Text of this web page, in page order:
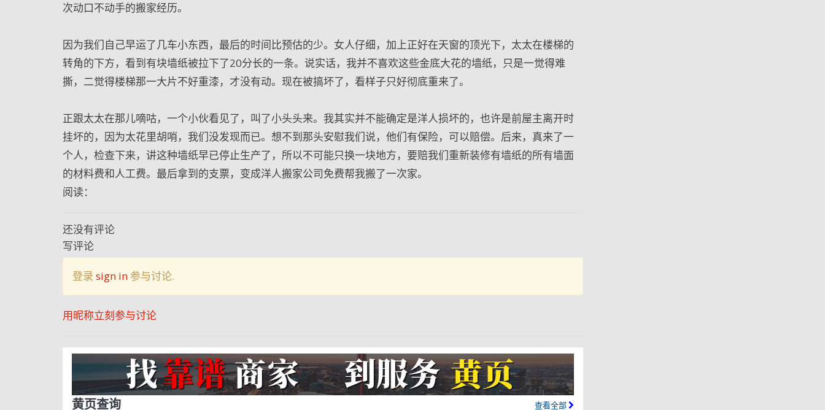
次动口不动手的搬家经历。
因为我们自己早运了几车小东西，最后的时间比预估的少。女人仔细，加上正好在天窗的顶光下，太太在楼梯的
转角的下方，看到有块墙纸被拉下了20分长的一条。说实话，我并不喜欢这些金底大花的墙纸，只是一觉得难
撕，二觉得楼梯那一大片不好重漆，才没有动。现在被搞坏了，看样子只好彻底重来了。
正跟太太在那儿嘀咕，一个小伙看见了，叫了小头头来。我其实并不能确定是洋人损坏的，也许是前屋主离开时
挂坏的，因为太花里胡哨，我们没发现而已。想不到那头安慰我们说，他们有保险，可以赔偿。后来，真来了一
个人，检查下来，讲这种墙纸早已停止生产了，所以不可能只换一块地方，要赔我们重新装修有墙纸的所有墙面
的材料费和人工费。最后拿到的支票，变成洋人搬家公司免费帮我搬了一次家。
阅读：
还没有评论
写评论
登录 sign in 参与讨论.
用昵称立刻参与讨论
黄页查询 查看全部